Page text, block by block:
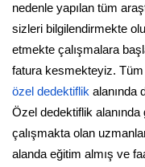
nedenle yapılan tüm
sizleri bilgilendirmekte
etmekte çalışmalara
fatura kesmekteyiz.
özel dedektiflik alanında
Özel dedektiflik
çalışmakta olan
alanda eğitim almış ve